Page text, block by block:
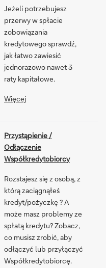
Jeżeli potrzebujesz
przerwy w spłacie
zobowiązania
kredytowego sprawdź,
jak łatwo zawiesić
jednorazowo nawet 3
raty kapitałowe.
Więcej
Przystąpienie /
Odłączenie
Współkredytobiorcy
Rozstajesz się z osobą, z
którą zaciągnąłeś
kredyt/pożyczkę ? A
może masz problemy ze
spłatą kredytu? Zobacz,
co musisz zrobić, aby
odłączyć lub przyłączyć
Współkredytobiorcę.